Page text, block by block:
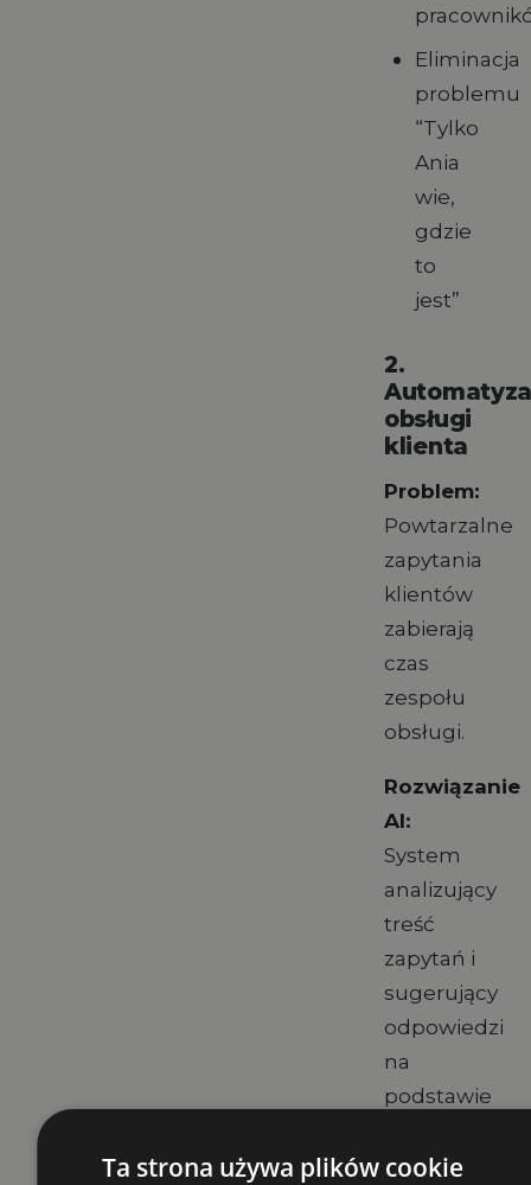
Eliminacja
problemu
“Tylko
Ania
wie,
gdzie
to
jest”
2.
obsługi
klienta
Problem:
Powtarzalne
zapytania
klientów
zabierają
czas
zespołu
obsługi.
Rozwiązanie
AI:
System
analizujący
treść
zapytań i
sugerujący
odpowiedzi
na
podstawie
interakcji.
Ta strona używa plików cookie